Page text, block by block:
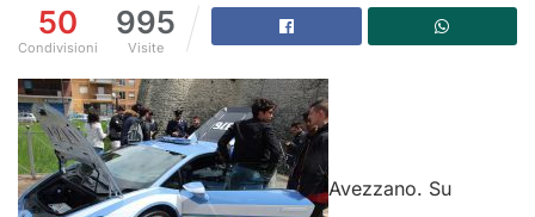
50
Condivisioni
995
Visite
Avezzano. Su